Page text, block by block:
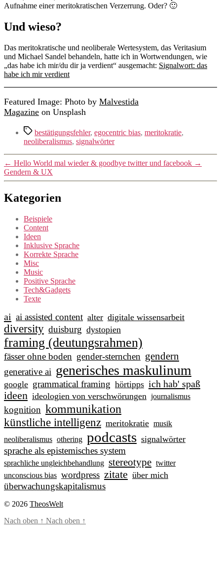
Aufnahme einer meritokratischen Verzerrung. Oder? 🙂
Und wieso?
Das meritokratische und neoliberale Wertesystem, das Veritasium
und Michael Sandel behandeln, hatte ich in Wortwendungen, wie
„das habe ich mir/du dir ja verdient“ ausgemacht: Signalwort: das
habe ich mir verdient
Featured Image: Photo by Malvestida
Magazine on Unsplash
Schlagwörter
bestätigungsfehler, egocentric bias, meritokratie,
neoliberalismus, signalwörter
← Hello World mal wieder & goodbye twitter und facebook →
Gendern & UX
Kategorien
Beispiele
Content
Ideen
Inklusive Sprache
Korrekte Sprache
Misc
Music
Positive Sprache
Tech&Gadgets
Texte
ai ai assisted content alter digitale wissensarbeit
diversity duisburg dystopien
framing (deutungsrahmen)
fässer ohne boden gender-sternchen gendern
generative ai generisches maskulinum
google grammatical framing hörtipps ich hab' spaß
ideen ideologien von verschwörungen journalismus
kognition kommunikation
künstliche intelligenz meritokratie musik
neoliberalismus othering podcasts signalwörter
sprache als epistemisches system
sprachliche ungleichbehandlung stereotype twitter
unconscious bias wordpress zitate über mich
überwachungskapitalismus
© 2026 TheosWelt
Nach oben ↑ Nach oben ↑